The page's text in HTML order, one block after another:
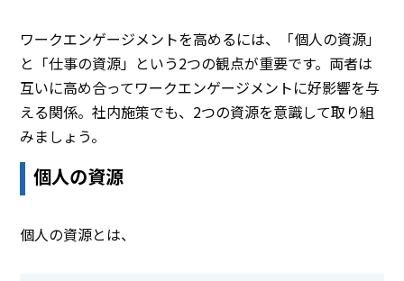
ワークエンゲージメントを高めるには、「個人の資源」
と「仕事の資源」という2つの観点が重要です。両者は
互いに高め合ってワークエンゲージメントに好影響を与
える関係。社内施策でも、2つの資源を意識して取り組
みましょう。
個人の資源
個人の資源とは、